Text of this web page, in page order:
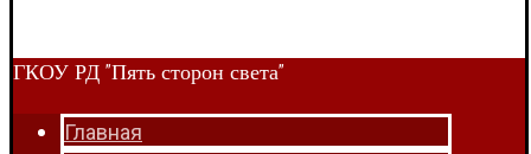
ГКОУ РД "Пять сторон света"
Главная